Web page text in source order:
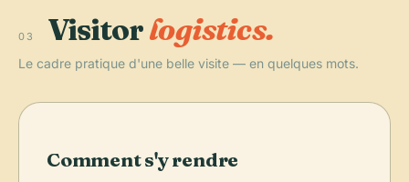
03 Visitorlogistics.
Le cadre pratique d'une belle visite — en quelques mots.
Comment s'y rendre